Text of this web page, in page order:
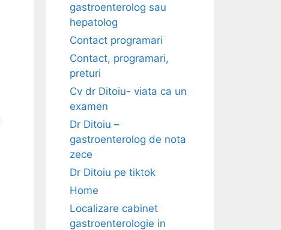
gastroenterolog sau
hepatolog
Contact programari
Contact, programari,
preturi
Cv dr Ditoiu- viata ca un
examen
Dr Ditoiu –
gastroenterolog de nota
zece
Dr Ditoiu pe tiktok
Home
Localizare cabinet
gastroenterologie in